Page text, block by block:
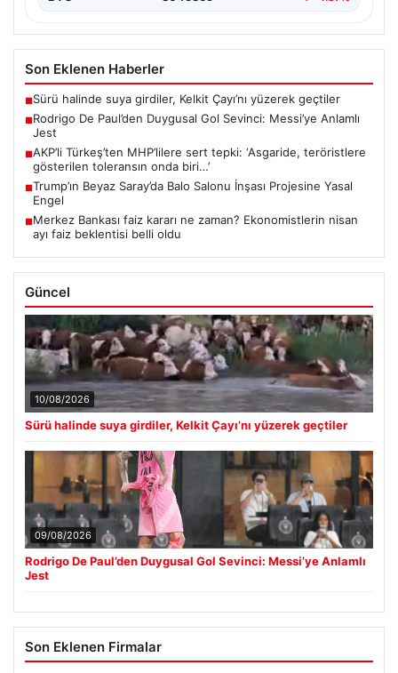
Son Eklenen Haberler
■Sürü halinde suya girdiler, Kelkit Çayı’nı yüzerek geçtiler
■Rodrigo De Paul’den Duygusal Gol Sevinci: Messi’ye Anlamlı
Jest
■AKP’li Türkeş’ten MHP’lilere sert tepki: ‘Asgaride, teröristlere
gösterilen toleransın onda biri…’
■Trump’ın Beyaz Saray’da Balo Salonu İnşası Projesine Yasal
Engel
■Merkez Bankası faiz kararı ne zaman? Ekonomistlerin nisan
ayı faiz beklentisi belli oldu
Güncel
10/08/2026
Sürü halinde suya girdiler, Kelkit Çayı’nı yüzerek geçtiler
09/08/2026
Rodrigo De Paul’den Duygusal Gol Sevinci: Messi’ye Anlamlı
Jest
Son Eklenen Firmalar